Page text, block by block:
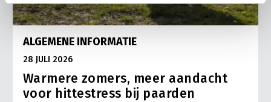
ALGEMENE INFORMATIE
28 JULI 2026
Warmere zomers, meer aandacht
voor hittestress bij paarden